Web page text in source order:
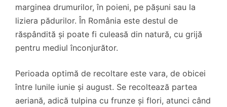
marginea drumurilor, în poieni, pe pășuni sau la
liziera pădurilor. În România este destul de
răspândită și poate fi culeasă din natură, cu grijă
pentru mediul înconjurător.
Perioada optimă de recoltare este vara, de obicei
între lunile iunie și august. Se recoltează partea
aeriană, adică tulpina cu frunze și flori, atunci când